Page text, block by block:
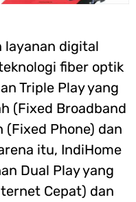
layanan digital
fiber optik
Triple Play yang
(Fixed Broadband
(Fixed Phone) dan
itu, IndiHome
Dual Play yang
Cepat) dan